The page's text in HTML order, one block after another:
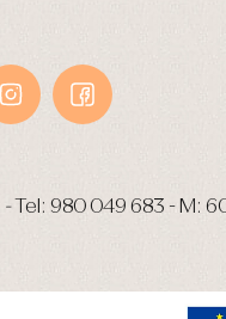
-Tel: 980 049 683 - M: